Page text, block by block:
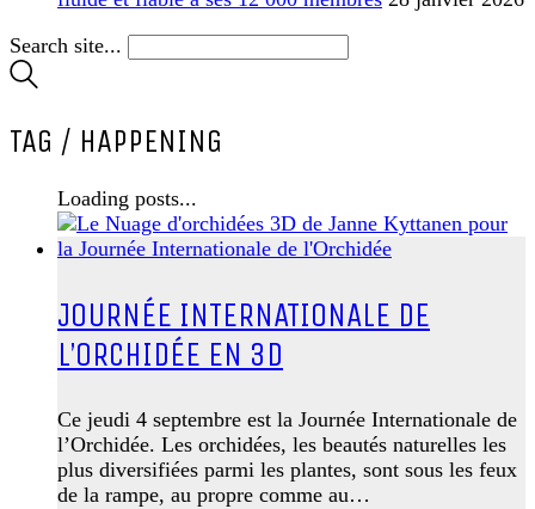
Search site...
TAG / HAPPENING
Loading posts...
JOURNÉE INTERNATIONALE DE
L’ORCHIDÉE EN 3D
Ce jeudi 4 septembre est la Journée Internationale de
l’Orchidée. Les orchidées, les beautés naturelles les
plus diversifiées parmi les plantes, sont sous les feux
de la rampe, au propre comme au…